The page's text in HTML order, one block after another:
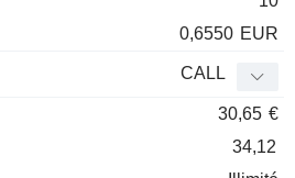
0,6550 EUR
CALL
30,65 €
34,12